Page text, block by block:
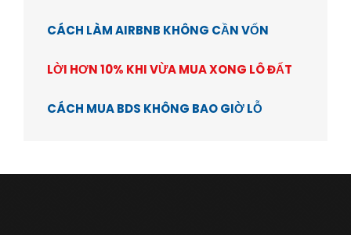
CÁCH LÀM AIRBNB KHÔNG CẦN VỐN
LỜI HƠN 10% KHI VỪA MUA XONG LÔ ĐẤT
CÁCH MUA BDS KHÔNG BAO GIỜ LỖ